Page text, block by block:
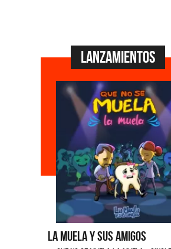
Lanzamientos
La Muela y Sus Amigos